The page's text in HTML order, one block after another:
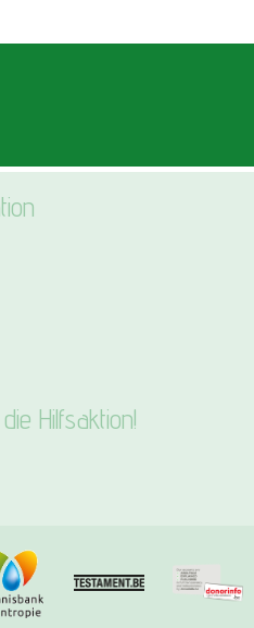
Hilfsaktion!